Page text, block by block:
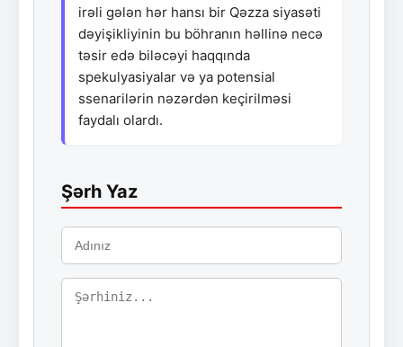
irəli gələn hər hansı bir Qəzza siyasəti
dəyişikliyinin bu böhranın həllinə necə
təsir edə biləcəyi haqqında
spekulyasiyalar və ya potensial
ssenarilərin nəzərdən keçirilməsi
faydalı olardı.
Şərh Yaz